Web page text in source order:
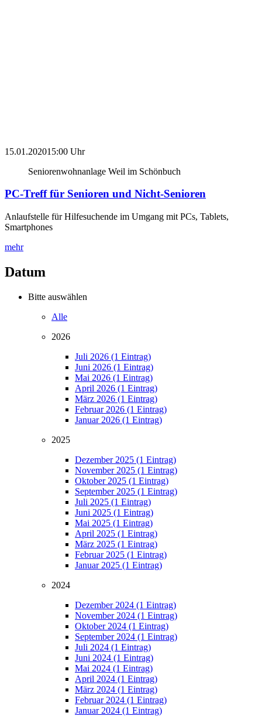
15.01.202015:00 Uhr
Seniorenwohnanlage Weil im Schönbuch
PC-Treff für Senioren und Nicht-Senioren
Anlaufstelle für Hilfesuchende im Umgang mit PCs, Tablets,
Smartphones
mehr
Datum
Bitte auswählen
Alle
2026
Juli 2026 (1 Eintrag)
Juni 2026 (1 Eintrag)
Mai 2026 (1 Eintrag)
April 2026 (1 Eintrag)
März 2026 (1 Eintrag)
Februar 2026 (1 Eintrag)
Januar 2026 (1 Eintrag)
2025
Dezember 2025 (1 Eintrag)
November 2025 (1 Eintrag)
Oktober 2025 (1 Eintrag)
September 2025 (1 Eintrag)
Juli 2025 (1 Eintrag)
Juni 2025 (1 Eintrag)
Mai 2025 (1 Eintrag)
April 2025 (1 Eintrag)
März 2025 (1 Eintrag)
Februar 2025 (1 Eintrag)
Januar 2025 (1 Eintrag)
2024
Dezember 2024 (1 Eintrag)
November 2024 (1 Eintrag)
Oktober 2024 (1 Eintrag)
September 2024 (1 Eintrag)
Juli 2024 (1 Eintrag)
Juni 2024 (1 Eintrag)
Mai 2024 (1 Eintrag)
April 2024 (1 Eintrag)
März 2024 (1 Eintrag)
Februar 2024 (1 Eintrag)
Januar 2024 (1 Eintrag)